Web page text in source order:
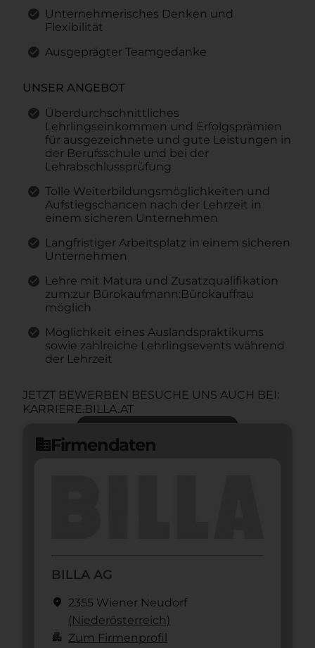
Unternehmerisches Denken und
Flexibilität
Ausgeprägter Teamgedanke
UNSER ANGEBOT
Überdurchschnittliches
Lehrlingseinkommen und Erfolgsprämien
für ausgezeichnete und gute Leistungen in
der Berufsschule und bei der
Lehrabschlussprüfung
Tolle Weiterbildungsmöglichkeiten und
Aufstiegschancen nach der Lehrzeit in
einem sicheren Unternehmen
Langfristiger Arbeitsplatz in einem sicheren
Unternehmen
Lehre mit Matura und Zusatzqualifikation
zum:zur Bürokaufmann:Bürokauffrau
möglich
Möglichkeit eines Auslandspraktikums
sowie zahlreiche Lehrlingsevents während
der Lehrzeit
JETZT BEWERBEN BESUCHE UNS AUCH BEI:
KARRIERE.BILLA.AT
domainFirmendaten
BILLA AG
location_on 2355 Wiener Neudorf
(Nieder­österreich)
apartment Zum Firmenprofil